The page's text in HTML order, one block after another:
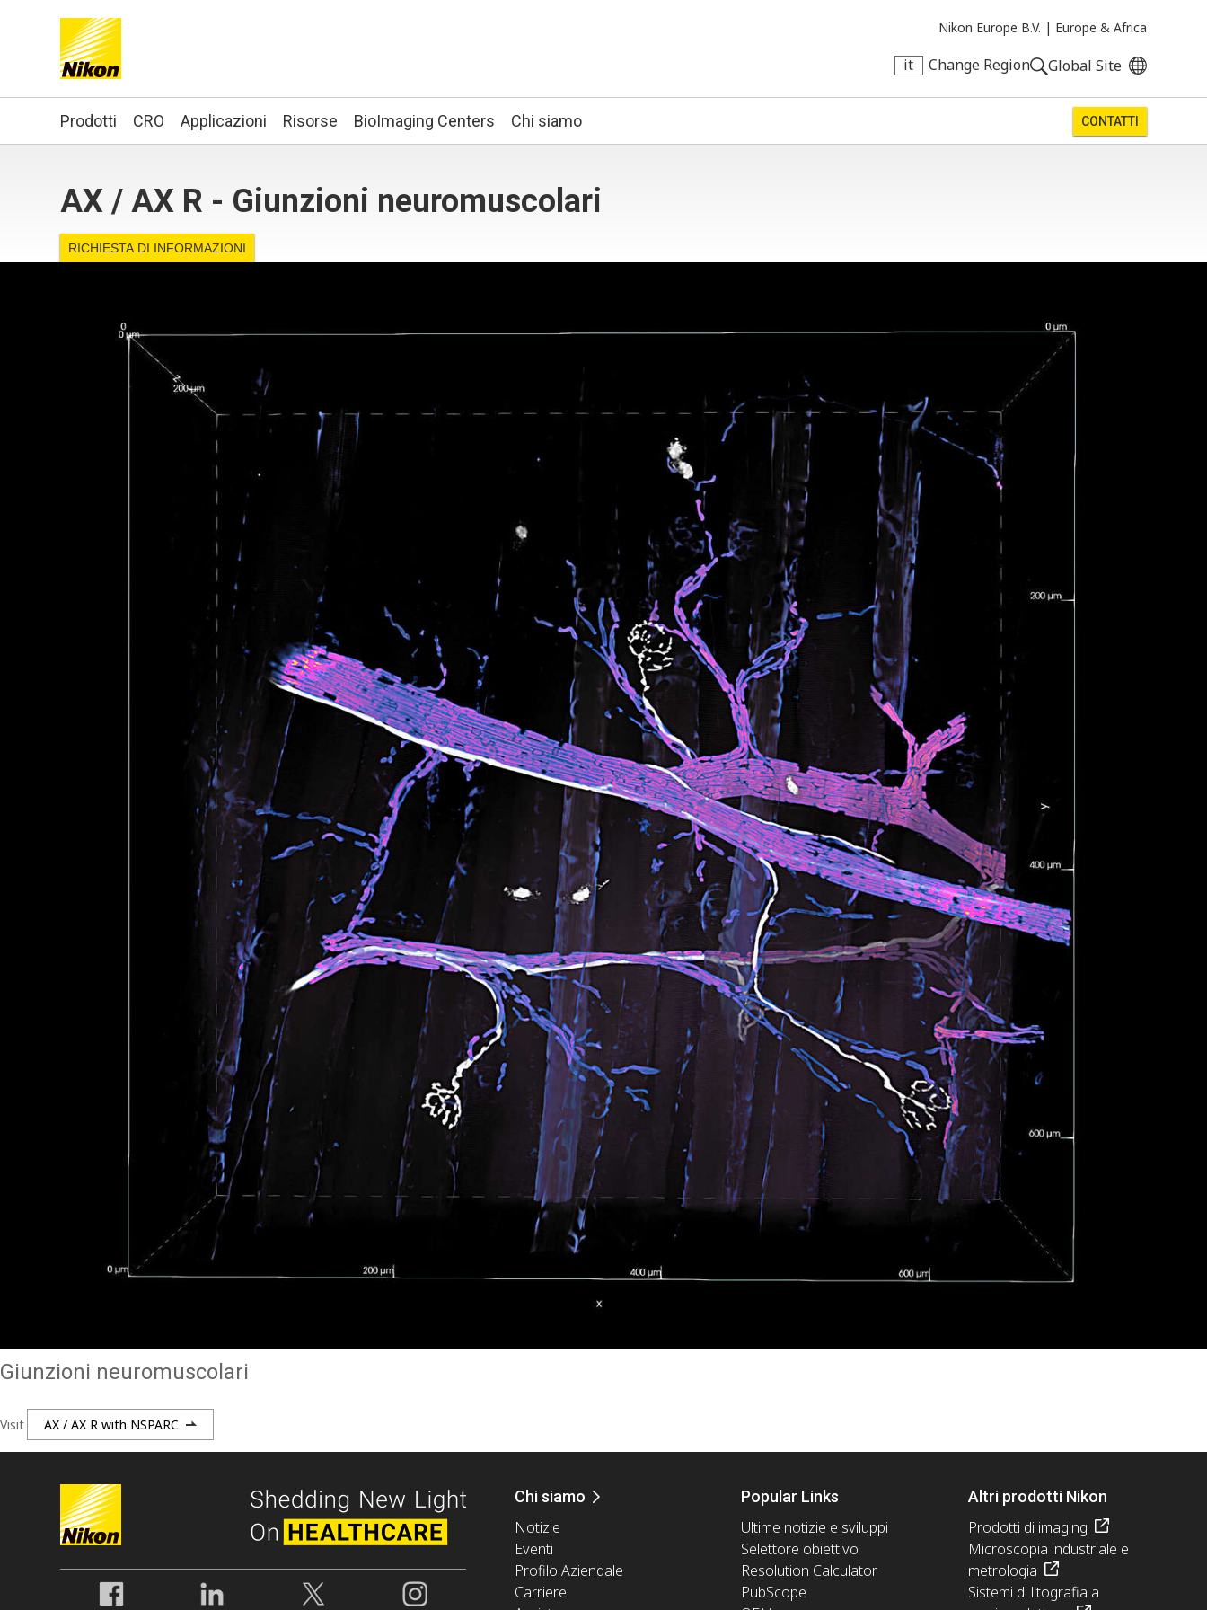
Nikon Europe B.V. | Europe & Africa
it Change Region Global Site
Search keyword(s)
Prodotti CRO Applicazioni Risorse BioImaging Centers Chi siamo CONTATTI
AX / AX R - Giunzioni neuromuscolari
RICHIESTA DI INFORMAZIONI
Giunzioni neuromuscolari
Visit AX / AX R with NSPARC
Chi siamo
Notizie
Eventi
Profilo Aziendale
Carriere
Popular Links
Ultime notizie e sviluppi
Selettore obiettivo
Resolution Calculator
PubScope
Altri prodotti Nikon
Prodotti di imaging
Microscopia industriale e
metrologia
Sistemi di litografia a